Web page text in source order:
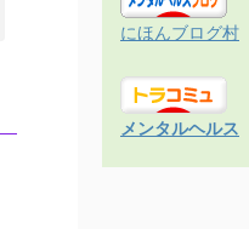
にほんブログ村
メンタルヘルス